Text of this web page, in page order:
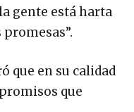
gente está harta
que en su calidad
que